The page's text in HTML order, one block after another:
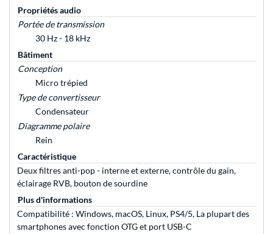
Propriétés audio
Portée de transmission
30 Hz - 18 kHz
Bâtiment
Conception
Micro trépied
Type de convertisseur
Condensateur
Diagramme polaire
Rein
Caractéristique
Deux filtres anti-pop - interne et externe, contrôle du gain,
éclairage RVB, bouton de sourdine
Plus d'informations
Compatibilité : Windows, macOS, Linux, PS4/5, La plupart des
smartphones avec fonction OTG et port USB-C